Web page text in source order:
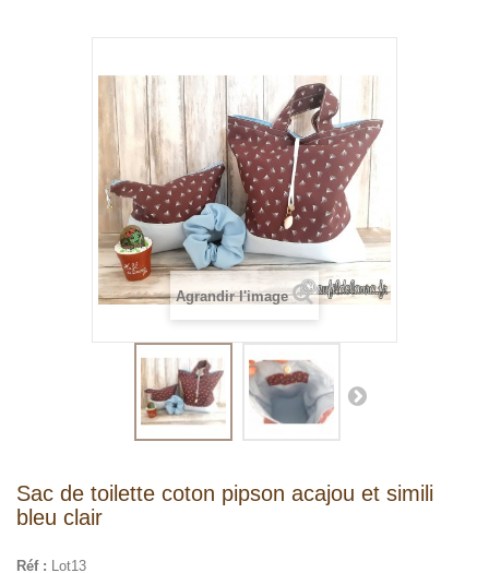
Agrandir l'image
Sac de toilette coton pipson acajou et simili
bleu clair
Réf : Lot13